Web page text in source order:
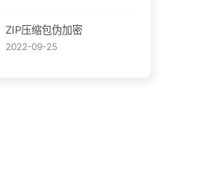
ZIP压缩包伪加密
2022-09-25